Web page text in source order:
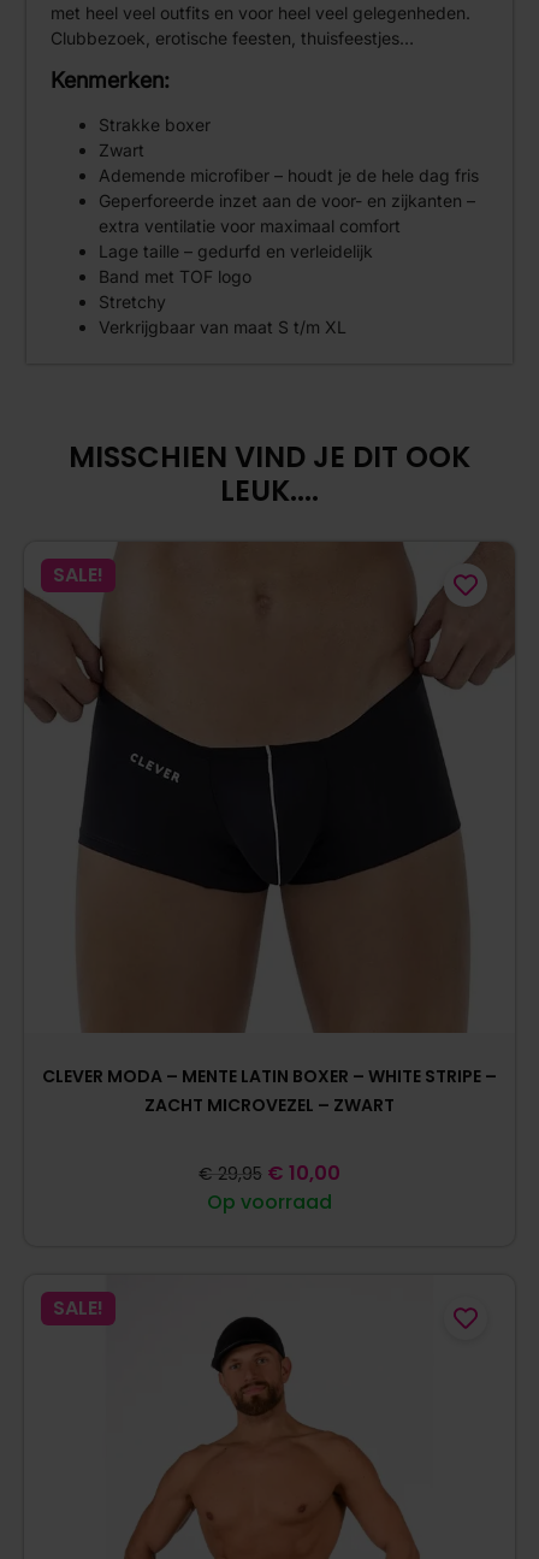
met heel veel outfits en voor heel veel gelegenheden.
Clubbezoek, erotische feesten, thuisfeestjes…
Kenmerken:
Strakke boxer
Zwart
Ademende microfiber – houdt je de hele dag fris
Geperforeerde inzet aan de voor- en zijkanten –
extra ventilatie voor maximaal comfort
Lage taille – gedurfd en verleidelijk
Band met TOF logo
Stretchy
Verkrijgbaar van maat S t/m XL
MISSCHIEN VIND JE DIT OOK
LEUK....
SALE!
CLEVER MODA – MENTE LATIN BOXER – WHITE STRIPE –
ZACHT MICROVEZEL – ZWART
Op voorraad
€ 29,95 € 10,00
SALE!